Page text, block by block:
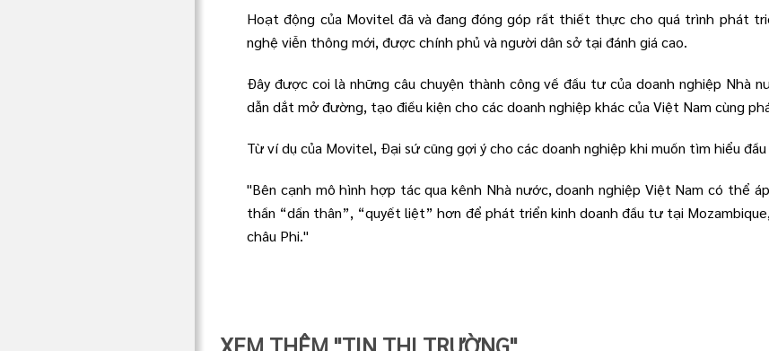
Hoạt động của Movitel đã và đang đóng góp rất thiết thực cho quá trình phát
nghệ viễn thông mới, được chính phủ và người dân sở tại đánh giá cao.
Đây được coi là những câu chuyện thành công về đầu tư của doanh nghiệp Nhà
dẫn dắt mở đường, tạo điều kiện cho các doanh nghiệp khác của Việt Nam cùng
Từ ví dụ của Movitel, Đại sứ cũng gợi ý cho các doanh nghiệp khi muốn tìm hiểu
"Bên cạnh mô hình hợp tác qua kênh Nhà nước, doanh nghiệp Việt Nam có thể
thần “dấn thân”, “quyết liệt” hơn để phát triển kinh doanh đầu tư tại
châu Phi."